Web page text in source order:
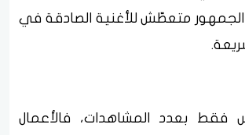
"الجمهور متعطّش للأغنية الصادقة في
فقط بعدد المشاهدات، فالأعمال